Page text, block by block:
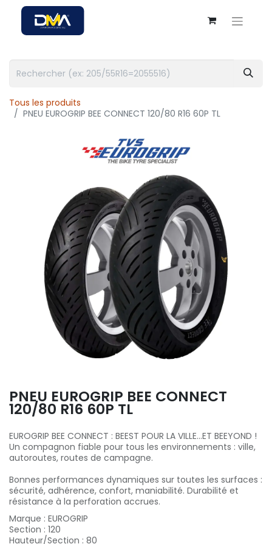
Tous les produits
PNEU EUROGRIP BEE CONNECT 120/80 R16 60P TL
PNEU EUROGRIP BEE CONNECT
120/80 R16 60P TL
EUROGRIP BEE CONNECT : BEEST POUR LA VILLE...ET BEEYOND !
Un compagnon fiable pour tous les environnements : ville,
autoroutes, routes de campagne.
Bonnes performances dynamiques sur toutes les surfaces :
sécurité, adhérence, confort, maniabilité. Durabilité et
résistance à la perforation accrues.
Marque : EUROGRIP
Section : 120
Hauteur/Section : 80